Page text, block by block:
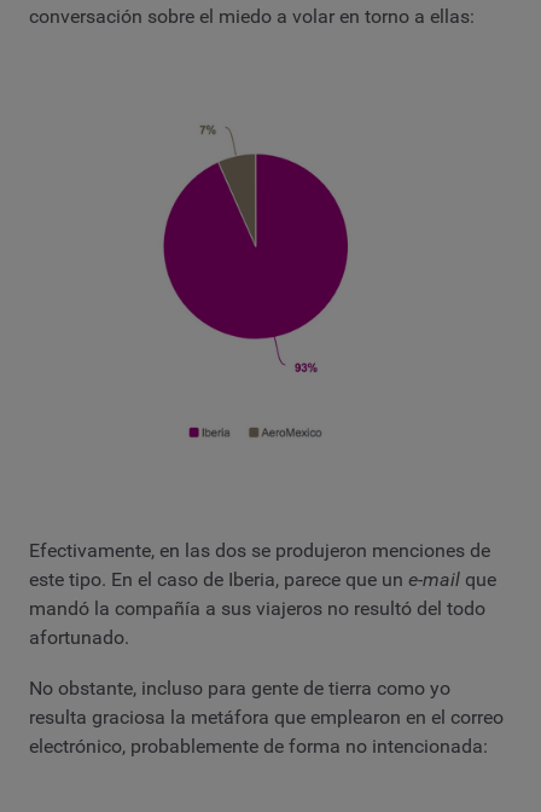
conversación sobre el miedo a volar en torno a ellas:
Efectivamente, en las dos se produjeron menciones de
este tipo. En el caso de Iberia, parece que un e-mail que
mandó la compañía a sus viajeros no resultó del todo
afortunado.
No obstante, incluso para gente de tierra como yo
resulta graciosa la metáfora que emplearon en el correo
electrónico, probablemente de forma no intencionada: